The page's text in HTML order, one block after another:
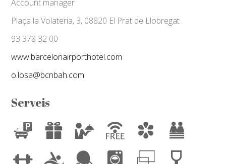
Account manager
Plaça la Volateria, 3, 08820 El Prat de Llobregat
93 378 32 00
www.barcelonairporthotel.com
o.losa@bcnbah.com
Serveis